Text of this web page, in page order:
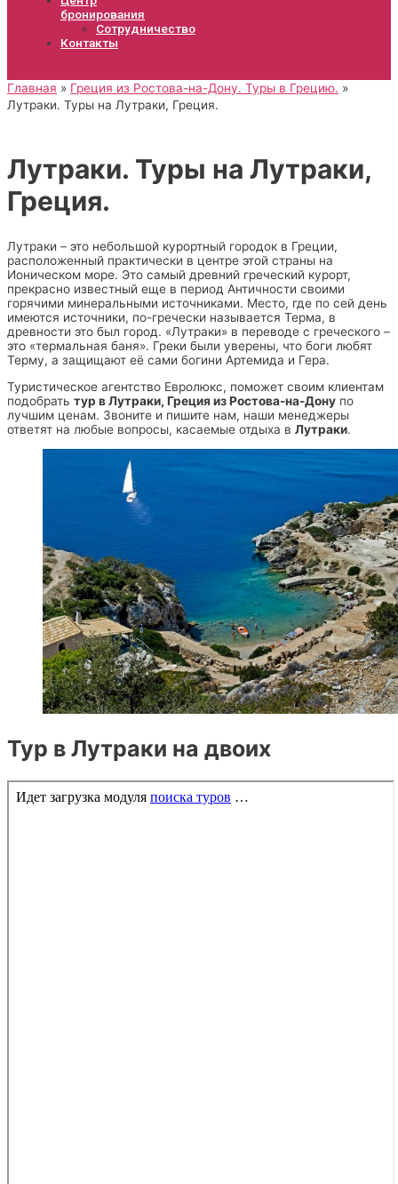
бронирования
Сотрудничество
Контакты
Главная
Греция из Ростова-на-Дону. Туры в Грецию.
Лутраки. Туры на Лутраки, Греция.
Лутраки. Туры на Лутраки,
Греция.
Лутраки – это небольшой курортный городок в Греции,
расположенный практически в центре этой страны на
Ионическом море. Это самый древний греческий курорт,
прекрасно известный еще в период Античности своими
горячими минеральными источниками. Место, где по сей день
имеются источники, по-гречески называется Терма, в
древности это был город. «Лутраки» в переводе с греческого –
это «термальная баня». Греки были уверены, что боги любят
Терму, а защищают её сами богини Артемида и Гера.
Туристическое агентство Евролюкс, поможет своим клиентам
подобрать тур в Лутраки, Греция из Ростова-на-Дону по
лучшим ценам. Звоните и пишите нам, наши менеджеры
ответят на любые вопросы, касаемые отдыха в Лутраки.
Тур в Лутраки на двоих